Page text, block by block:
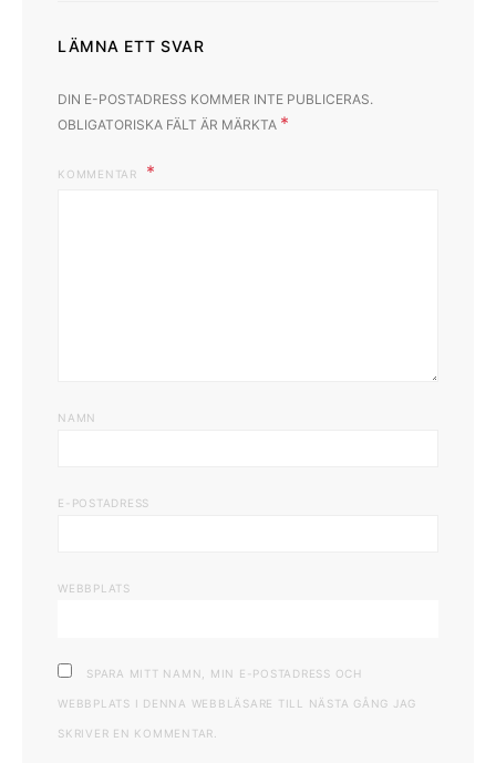
LÄMNA ETT SVAR
DIN E-POSTADRESS KOMMER INTE PUBLICERAS.
OBLIGATORISKA FÄLT ÄR MÄRKTA *
KOMMENTAR
NAMN
E-POSTADRESS
WEBBPLATS
SPARA MITT NAMN, MIN E-POSTADRESS OCH
WEBBPLATS I DENNA WEBBLÄSARE TILL NÄSTA GÅNG JAG
SKRIVER EN KOMMENTAR.